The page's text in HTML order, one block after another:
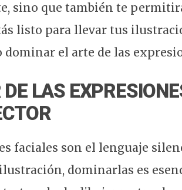
sino que también te
listo para llevar tus
dominar el arte de las
DE LAS
faciales son el lenguaje
dominarlas es